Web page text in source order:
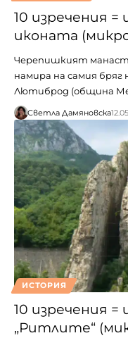
10 изречения
иконата
Черепишкият
намира на самия бряг
Лютиброд (община
Светла Дамяновска
ИСТОРИЯ
10 изречения =
„Ритлите“